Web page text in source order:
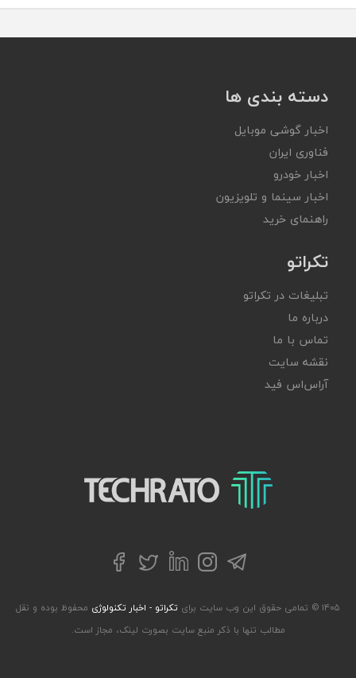
دسته بندی ها
اخبار گوشی موبایل
فناوری ایران
اخبار خودرو
اخبار سینما و تلویزیون
راهنمای خرید
تکراتو
تبلیغات در تکراتو
درباره ما
تماس با ما
نقشه سایت
آر‌اس‌اس فید
تکراتو – زندگی با تکنولوژی
تلگراماینستاگرام
لینکداینتوییترفیسبوک
۱۴۰۵ © تمامی حقوق این وب سایت برای تکراتو - اخبار تکنولوژی محفوظ بوده و نقل
مطالب تنها با ذکر منبع سایت بصورت لینک، مجاز است.